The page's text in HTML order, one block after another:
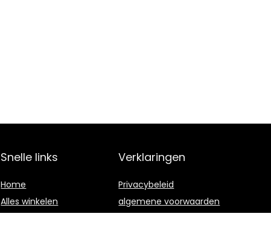
Snelle links
Home
Alles winkelen
Verklaringen
Privacybeleid
algemene voorwaarden